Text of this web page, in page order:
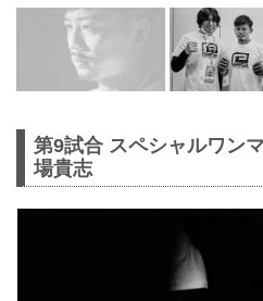
第9試合 スペシャルワン
場貴志